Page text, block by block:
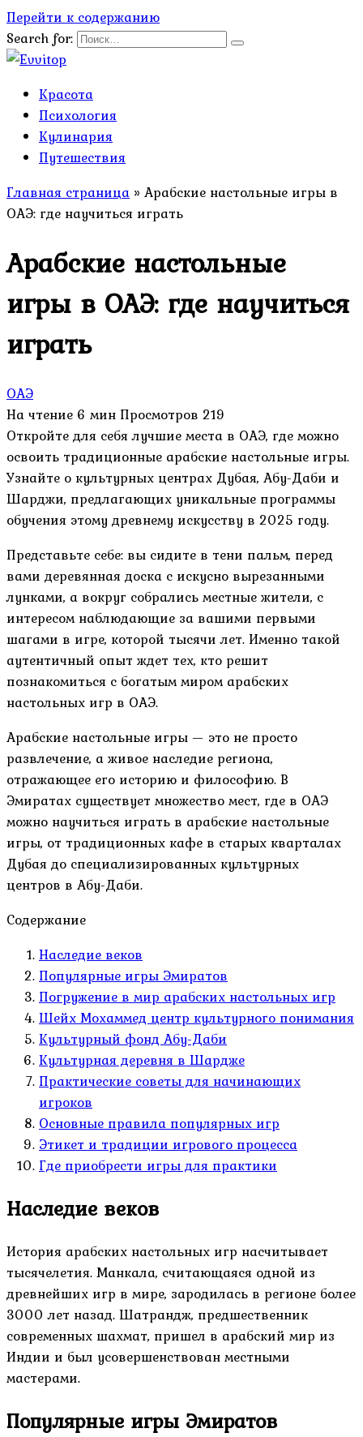
Перейти к содержанию
Search for:
Красота
Психология
Кулинария
Путешествия
Главная страница » Арабские настольные игры в
ОАЭ: где научиться играть
Арабские настольные
игры в ОАЭ: где научиться
играть
ОАЭ
На чтение 6 мин Просмотров 219
Откройте для себя лучшие места в ОАЭ, где можно
освоить традиционные арабские настольные игры.
Узнайте о культурных центрах Дубая, Абу-Даби и
Шарджи, предлагающих уникальные программы
обучения этому древнему искусству в 2025 году.
Представьте себе: вы сидите в тени пальм, перед
вами деревянная доска с искусно вырезанными
лунками, а вокруг собрались местные жители, с
интересом наблюдающие за вашими первыми
шагами в игре, которой тысячи лет. Именно такой
аутентичный опыт ждет тех, кто решит
познакомиться с богатым миром арабских
настольных игр в ОАЭ.
Арабские настольные игры — это не просто
развлечение, а живое наследие региона,
отражающее его историю и философию. В
Эмиратах существует множество мест, где в ОАЭ
можно научиться играть в арабские настольные
игры, от традиционных кафе в старых кварталах
Дубая до специализированных культурных
центров в Абу-Даби.
Содержание
Наследие веков
Популярные игры Эмиратов
Погружение в мир арабских настольных игр
Шейх Мохаммед центр культурного понимания
Культурный фонд Абу-Даби
Культурная деревня в Шардже
Практические советы для начинающих
игроков
Основные правила популярных игр
Этикет и традиции игрового процесса
Где приобрести игры для практики
Наследие веков
История арабских настольных игр насчитывает
тысячелетия. Манкала, считающаяся одной из
древнейших игр в мире, зародилась в регионе более
3000 лет назад. Шатрандж, предшественник
современных шахмат, пришел в арабский мир из
Индии и был усовершенствован местными
мастерами.
Популярные игры Эмиратов